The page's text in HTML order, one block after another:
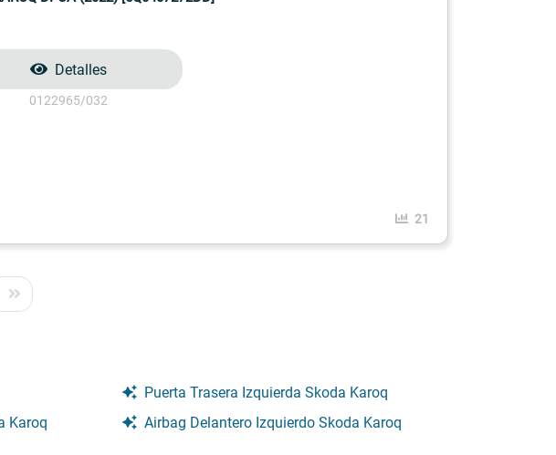
Detalles
0122965/032
21
Puerta Trasera Izquierda Skoda Karoq
Karoq Airbag Delantero Izquierdo Skoda Karoq